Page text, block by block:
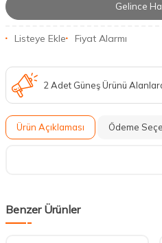
Gelince
Listeye Ekle Fiyat Alarmı
2 Adet Güneş Ürünü
Ürün Açıklaması Ödeme
Benzer Ürünler